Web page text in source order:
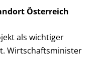
Österreich
als wichtiger
Wirtschaftsminister